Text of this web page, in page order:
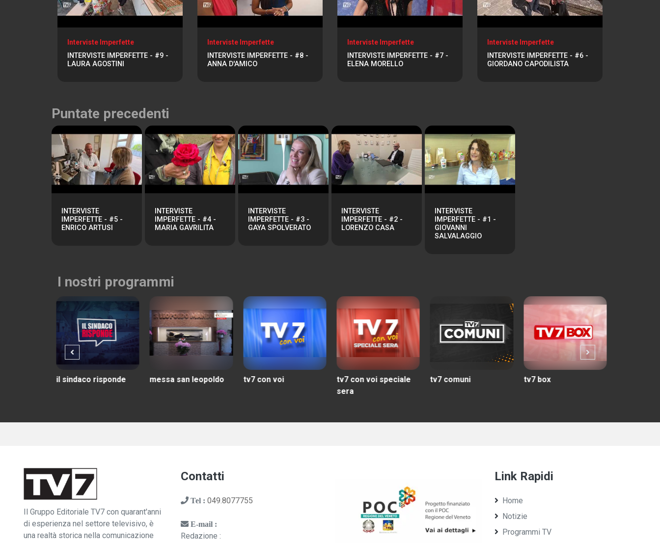
Interviste Imperfette
INTERVISTE IMPERFETTE - #9 -
LAURA AGOSTINI
Interviste Imperfette
INTERVISTE IMPERFETTE - #8 -
ANNA D'AMICO
Interviste Imperfette
INTERVISTE IMPERFETTE - #7 -
ELENA MORELLO
Interviste Imperfette
INTERVISTE IMPERFETTE - #6 -
GIORDANO CAPODILISTA
Puntate precedenti
INTERVISTE
IMPERFETTE - #5 -
ENRICO ARTUSI
INTERVISTE
IMPERFETTE - #4 -
MARIA GAVRILITA
INTERVISTE
IMPERFETTE - #3 -
GAYA SPOLVERATO
INTERVISTE
IMPERFETTE - #2 -
LORENZO CASA
INTERVISTE
IMPERFETTE - #1 -
GIOVANNI
SALVALAGGIO
I nostri programmi
messa san leopoldo tv7 con voi
tv7 con voi speciale
tv7 comuni tv7 box tv7 match
Il Gruppo Editoriale TV7 con quarant'anni
di esperienza nel settore televisivo, è
una realtà storica nella comunicazione
Contatti
Tel : 049.8077755
E-mail :
Redazione :
Link Rapidi
Home
Notizie
Programmi TV